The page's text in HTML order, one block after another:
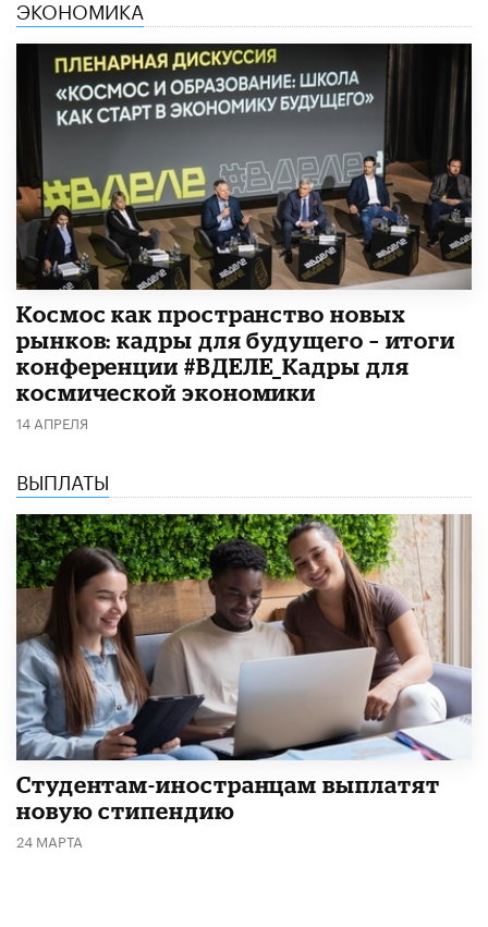
ЭКОНОМИКА
Космос как пространство новых
рынков: кадры для будущего – итоги
конференции #ВДЕЛЕ_Кадры для
космической экономики
14 АПРЕЛЯ
ВЫПЛАТЫ
Студентам-иностранцам выплатят
новую стипендию
24 МАРТА